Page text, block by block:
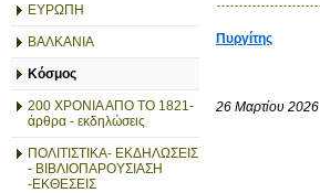
ΕΥΡΩΠΗ
ΒΑΛΚΑΝΙΑ
Κόσμος
200 ΧΡΟΝΙΑ ΑΠΟ ΤΟ 1821-
άρθρα - εκδηλώσεις
ΠΟΛΙΤΙΣΤΙΚΑ- ΕΚΔΗΛΩΣΕΙΣ
- ΒΙΒΛΙΟΠΑΡΟΥΣΙΑΣΗ
-ΕΚΘΕΣΕΙΣ
Πυργίτης
26 Μαρτίου 2026